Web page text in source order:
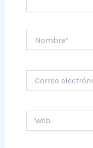
electrónico*